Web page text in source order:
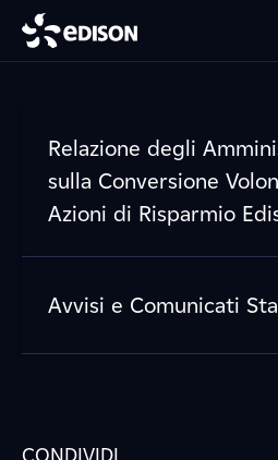
Relazione degli
sulla Conversione
Azioni di Risparmio
Avvisi e Comunicati